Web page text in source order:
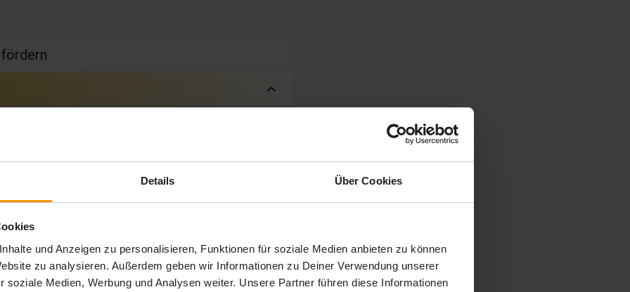
Details Über Cookies
und Anzeigen zu personalisieren, Funktionen für soziale Medien anbieten zu können
zu analysieren. Außerdem geben wir Informationen zu Deiner Verwendung unserer
soziale Medien, Werbung und Analysen weiter. Unsere Partner führen diese Informationen
expand_less